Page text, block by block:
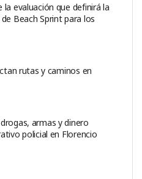
la evaluación que definirá la
Beach Sprint para los
rutas y caminos en
armas y dinero
policial en Florencio